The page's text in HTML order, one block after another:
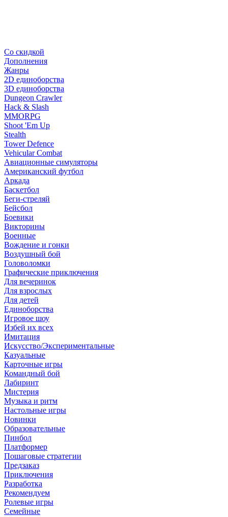
Со скидкой
Дополнения
Жанры
2D единоборства
3D единоборства
Dungeon Crawler
Hack & Slash
MMORPG
Shoot 'Em Up
Stealth
Tower Defence
Vehicular Combat
Авиационные симуляторы
Американский футбол
Аркада
Баскетбол
Беги-стреляй
Бейсбол
Боевики
Викторины
Военные
Вождение и гонки
Воздушный бой
Головоломки
Графические приключения
Для вечеринок
Для взрослых
Для детей
Единоборства
Игровое шоу
Избей их всех
Имитация
Искусство/Экспериментальные
Казуальные
Карточные игры
Командный бой
Лабиринт
Мистерия
Музыка и ритм
Настольные игры
Новинки
Образовательные
Пинбол
Платформер
Пошаговые стратегии
Предзаказ
Приключения
Разработка
Рекомендуем
Ролевые игры
Семейные